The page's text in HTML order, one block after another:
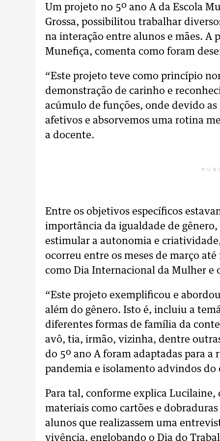
Um projeto no 5º ano A da Escola
Grossa, possibilitou trabalhar
na interação entre alunos e mães. A
Munefiça, comenta como foram
“Este projeto teve como princípio
demonstração de carinho e
acúmulo de funções, onde devido
afetivos e absorvemos uma rotina
a docente.
Entre os objetivos específicos
importância da igualdade de
estimular a autonomia e
ocorreu entre os meses de março
como Dia Internacional da Mulher e
“Este projeto exemplificou e
além do gênero. Isto é, incluiu a
diferentes formas de família da
avô, tia, irmão, vizinha, dentre
do 5º ano A foram adaptadas para
pandemia e isolamento advindos do
Para tal, conforme explica Lucilaine,
materiais como cartões e
alunos que realizassem uma
vivência, englobando o Dia do